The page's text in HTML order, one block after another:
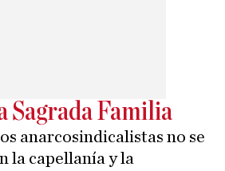
Sagrada Familia
anarcosindicalistas no se
la capellanía y la